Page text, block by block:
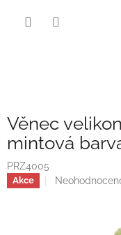
Věnec
mintová
PRZ4005
Akce
Průměrné